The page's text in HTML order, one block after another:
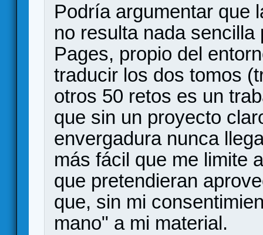
Podría argumentar que
no resulta nada
Pages, propio del
traducir los dos tomos
otros 50 retos es un
que sin un proyecto
envergadura nunca
más fácil que me limite
que pretendieran
que, sin mi
mano" a mi material.